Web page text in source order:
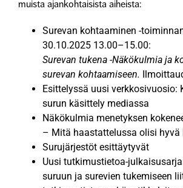
muista ajankohtaisista aiheista:
Surevan kohtaaminen -
30.10.2025 13.00–15.00:
Surevan tukena -Näkökulmia ja
surevan kohtaamiseen.
Esittelyssä uusi verkkosivuosio:
surun käsittely mediassa
Näkökulmia menetyksen
– Mitä haastattelussa olisi hyvä
Surujärjestöt esittäytyvät
Uusi tutkimustietoa-
suruun ja surevien tukemiseen